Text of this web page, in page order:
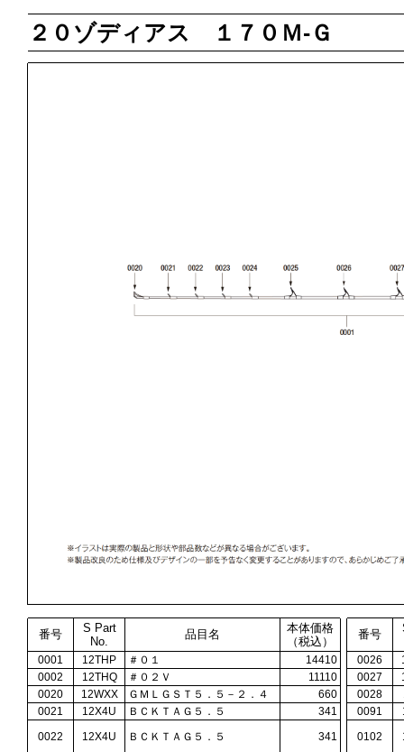
２０ゾディアス １７０Ｍ‐Ｇ
番号
S Part
No.
品目名
本体価格
（税込）
番号
0001 12THP ＃０１ 14410 0026
0002
12THQ ＃０２Ｖ 11110 0027
0020
12WXX ＧＭＬＧＳＴ５．５－２．４ 660 0028
0021
12X4U ＢＣＫＴＡＧ５．５ 341 0091
0022
12X4U ＢＣＫＴＡＧ５．５ 341 0102